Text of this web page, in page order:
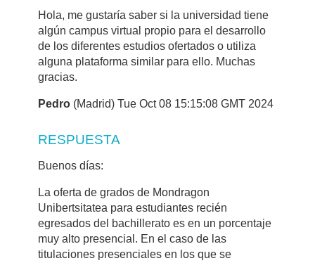
Hola, me gustaría saber si la universidad tiene
algún campus virtual propio para el desarrollo
de los diferentes estudios ofertados o utiliza
alguna plataforma similar para ello. Muchas
gracias.
Pedro (Madrid) Tue Oct 08 15:15:08 GMT 2024
RESPUESTA
Buenos días:
La oferta de grados de Mondragon
Unibertsitatea para estudiantes recién
egresados del bachillerato es en un porcentaje
muy alto presencial. En el caso de las
titulaciones presenciales en los que se